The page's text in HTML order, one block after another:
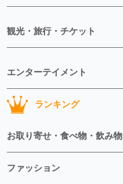
観光・旅行・チケット
エンターテイメント
ランキング
お取り寄せ・食べ物・飲み物
ファッション